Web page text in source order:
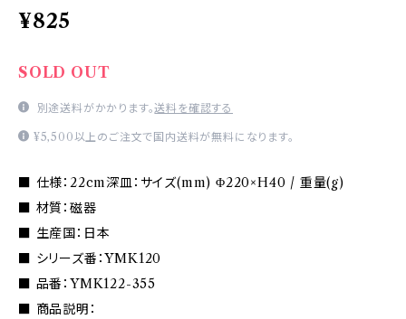
¥825
SOLD OUT
別途送料がかかります。送料を確認する
¥5,500以上のご注文で国内送料が無料になります。
■ 仕様：22cm深皿：サイズ(mm) Φ220×H40 / 重量(g)
■ 材質：磁器
■ 生産国：日本
■ シリーズ番：YMK120
■ 品番：YMK122-355
■ 商品説明：